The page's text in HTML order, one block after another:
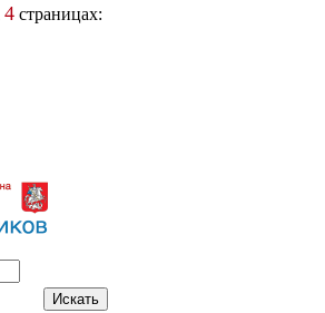
4 страницах: